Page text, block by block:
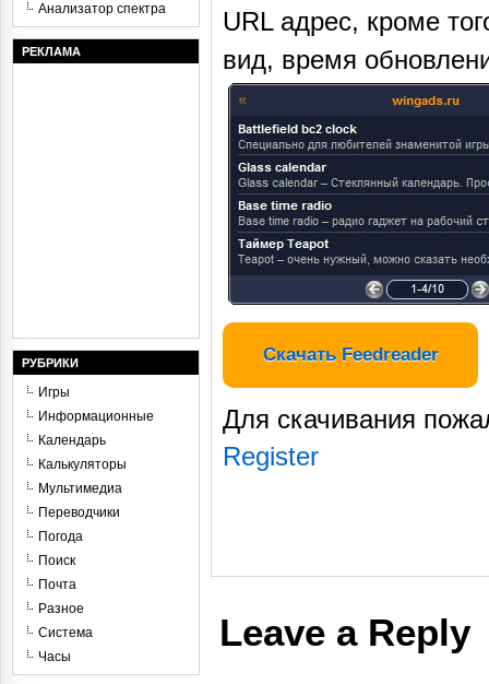
URL адрес, кроме
вид, время
Скачать Feedreader
Для скачивания
Register
Leave a Reply
Анализатор спектра
РЕКЛАМА
РУБРИКИ
Игры
Информационные
Календарь
Калькуляторы
Мультимедиа
Переводчики
Погода
Поиск
Почта
Разное
Система
Часы